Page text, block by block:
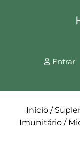
Entrar
Início /
Imunitário /